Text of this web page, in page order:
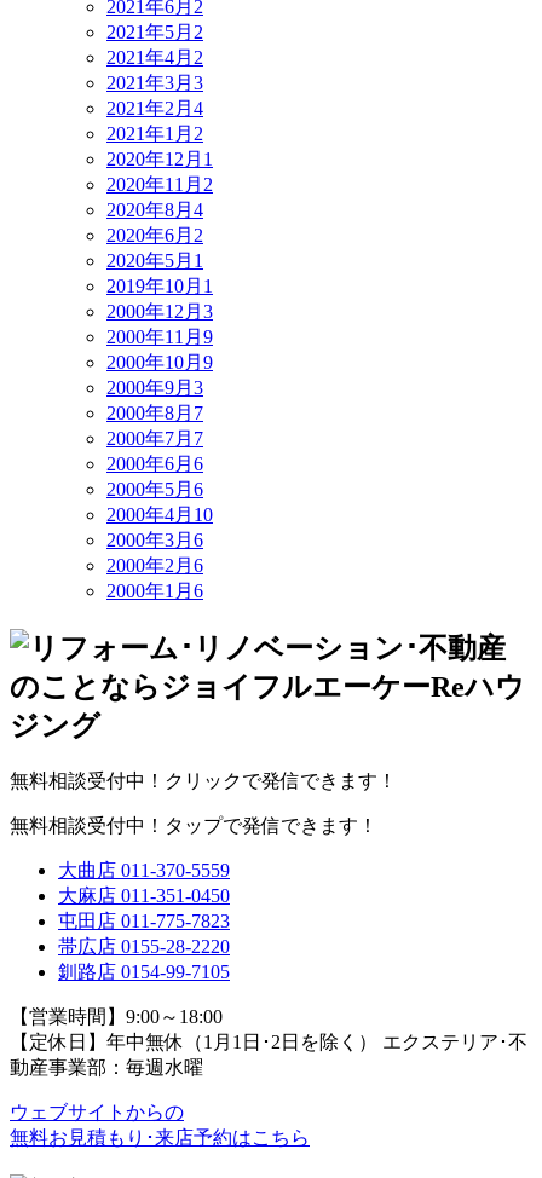
2021年6月 2
2021年5月 2
2021年4月 2
2021年3月 3
2021年2月 4
2021年1月 2
2020年12月 1
2020年11月 2
2020年8月 4
2020年6月 2
2020年5月 1
2019年10月 1
2000年12月 3
2000年11月 9
2000年10月 9
2000年9月 3
2000年8月 7
2000年7月 7
2000年6月 6
2000年5月 6
2000年4月 10
2000年3月 6
2000年2月 6
2000年1月 6
無料相談受付中！クリックで発信できます！
無料相談受付中！タップで発信できます！
大曲店 011-370-5559
大麻店 011-351-0450
屯田店 011-775-7823
帯広店 0155-28-2220
釧路店 0154-99-7105
【営業時間】9:00～18:00
【定休日】年中無休（1月1日･2日を除く） エクステリア･不
動産事業部：毎週水曜
ウェブサイトからの
無料お見積もり･来店予約はこちら